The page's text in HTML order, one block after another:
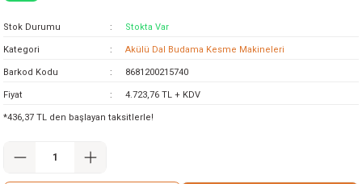
Testereler
Stok Durumu Stokta Var
Kategori Akülü Dal Budama Kesme Makineleri
Barkod Kodu 8681200215740
Fiyat 4.723,76 TL + KDV
*436,37 TL den başlayan taksitlerle!